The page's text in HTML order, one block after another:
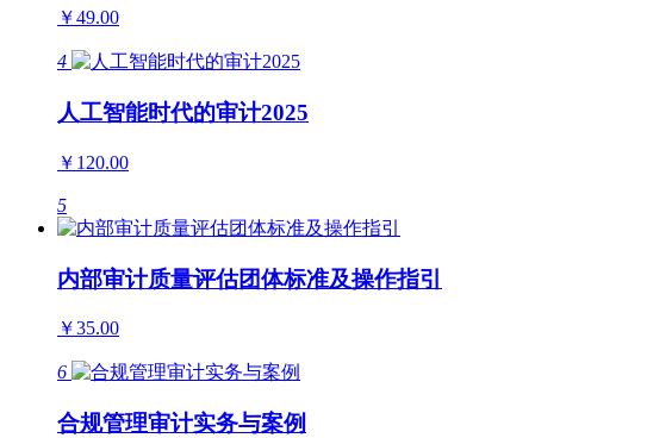
￥49.00
4
人工智能时代的审计2025
￥120.00
5
内部审计质量评估团体标准及操作指引
￥35.00
6
合规管理审计实务与案例